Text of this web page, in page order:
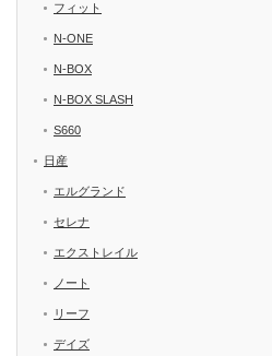
フィット
N-ONE
N-BOX
N-BOX SLASH
S660
日産
エルグランド
セレナ
エクストレイル
ノート
リーフ
デイズ